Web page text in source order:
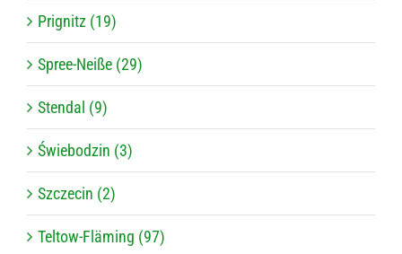
Prignitz (19)
Spree-Neiße (29)
Stendal (9)
Świebodzin (3)
Szczecin (2)
Teltow-Fläming (97)